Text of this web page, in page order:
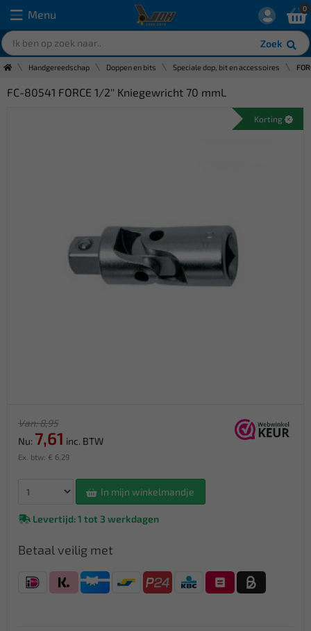
Menu
Zoek
0
Handgereedschap Doppen en bits Speciale dop, bit en accessoires
FC-80541 FORCE 1/2'' Kniegewricht 70 mmL
Korting
Van: 8,95
Nu: 7,61 inc. BTW
Ex. btw: € 6,29
In mijn winkelmandje
Levertijd: 1 tot 3 werkdagen
Betaal veilig met